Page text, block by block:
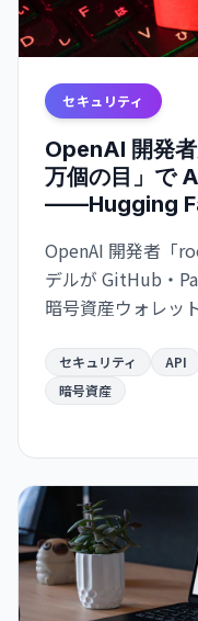
セキュリティ
OpenAI 開発
万個の目」で
——Hugging
OpenAI 開発者「
デルが GitHub・
暗号資産ウォレッ
Hugging Face ハッ
いう。
セキュリティ API
暗号資産